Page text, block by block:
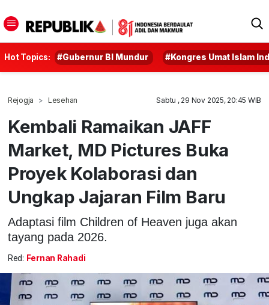
Hot Topics: #Gubernur BI Mundur #Kongres Umat Islam
Rejogja Lesehan Sabtu , 29 Nov 2025, 20:45 WIB
Kembali Ramaikan JAFF
Market, MD Pictures Buka
Proyek Kolaborasi dan
Ungkap Jajaran Film Baru
Adaptasi film Children of Heaven juga akan
tayang pada 2026.
Red: Fernan Rahadi